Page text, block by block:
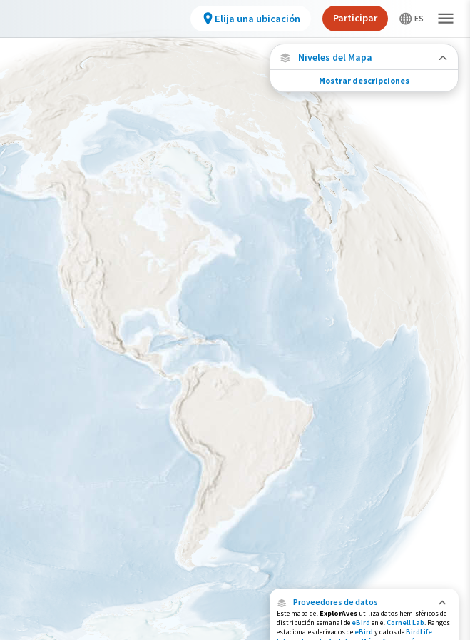
Proveedores de datos
Este mapa del ExplorAves utiliza datos hemisféricos de
distribución semanal de eBird en elCornell Lab. Rangos
estacionales derivados de eBird y datos deBirdLife
Niveles del Mapa
Migración de especies
Vea dónde viaja esta especie durante todo el
Abundancia de esta especie
Muy bajo Bajo Moderada Alto
Gama de especies por estación
Gama de verano
Rango de invierno
Rango a lo largo del año
Mostrar descripciones
Elija una ubicación Participar